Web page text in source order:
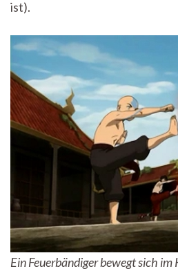
ist).
Ein Feuerbändiger bewegt sich